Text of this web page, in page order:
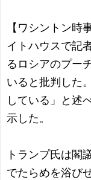
【ワシントン時
イトハウスで記
るロシアのプー
いると批判した
している」と述
示した。
トランプ氏は閣
でたらめを浴び